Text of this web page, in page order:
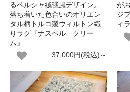
るペルシャ絨毯風デザイン。
落ち着いた色合いのオリエン
タル柄トルコ製ウィルトン織
りラグ『ナスペル クリー
ム』
37,000円(税込)～
が
ジ
ィ